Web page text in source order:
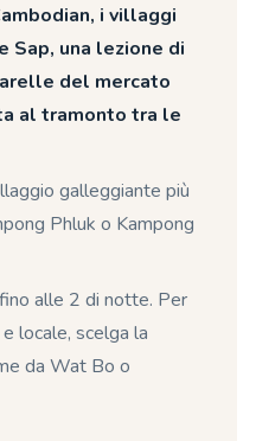
i villaggi
una lezione di
del mercato
al tramonto tra le
galleggiante più
Phluk o Kampong
alle 2 di notte. Per
locale, scelga la
da Wat Bo o